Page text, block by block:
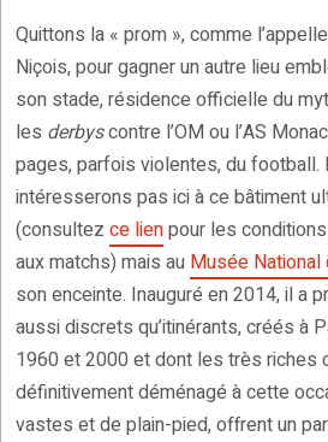
Quittons la « prom », comme
Niçois, pour gagner un autre lieu
son stade, résidence officielle du
les derbyscontre l’OM ou l’AS
pages, parfois violentes, du football.
intéresserons pas ici à ce bâtiment
(consultez ce lienpour les
aux matchs) mais au Musée National
son enceinte. Inauguré en 2014, il a
aussi discrets qu’itinérants, créés à
1960 et 2000 et dont les très riches
définitivement déménagé à cette
vastes et de plain-pied, offrent un